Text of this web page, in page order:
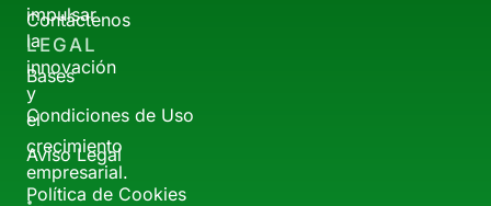
impulsar
la
innovación
y
el
crecimiento
empresarial.
Contáctenos
LEGAL
Bases
Condiciones de Uso
Aviso Legal
Política de Cookies